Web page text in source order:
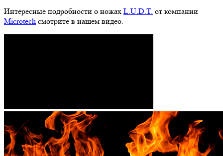
Интересные подробности о ножах L.U.D.T. от компании
Microtech смотрите в нашем видео.